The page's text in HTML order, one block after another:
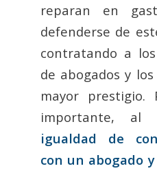
reparan en
defenderse de
contratando a
de abogados y
mayor
importante, al
igualdad de
con un abogado